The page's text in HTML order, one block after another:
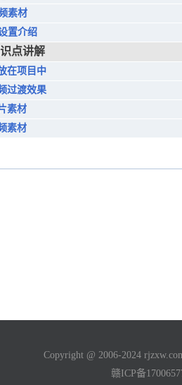
素材
置介绍
点讲解
在项目中
过渡效果
素材
素材
Copyright @ 2006-2024
赣ICP备